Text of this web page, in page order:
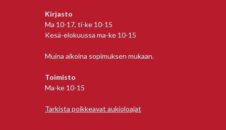
Kirjasto
Ma 10-17, ti-ke 10-15
Kesä-elokuussa ma-ke 10-15
Muina aikoina sopimuksen mukaan.
Toimisto
Ma-ke 10-15
Tarkista poikkeavat aukioloajat